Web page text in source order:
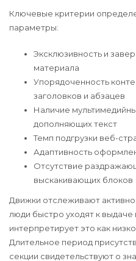
Ключевые критерии
параметры:
Эксклюзивность и
материала
Упорядоченность
заголовков и абзацев
Наличие
дополняющих текст
Темп подгрузки веб-
Адаптивность
Отсутствие
выскакивающих блоков
Движки отслеживают
люди быстро уходят к выдаче
интерпретирует это как
Длительное период
секции свидетельствуют о